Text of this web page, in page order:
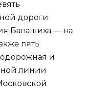
дороги
Балашиха — на
пять
и
линии